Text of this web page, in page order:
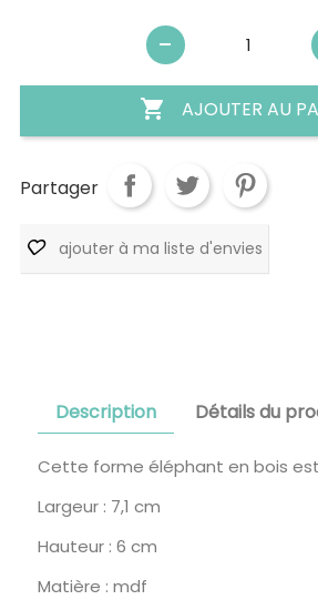
 AJOUTER AU
Partager
ajouter à ma liste d'envies
Description Détails du
Cette forme éléphant en bois
Largeur : 7,1 cm
Hauteur : 6 cm
Matière : mdf